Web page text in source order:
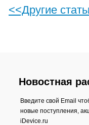
<<Другие
Новостная
Введите свой Email
новые поступления,
iDevice.ru